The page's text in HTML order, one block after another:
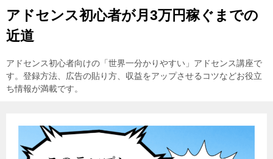
アドセンス初心者が月3万円稼ぐまでの
近道
アドセンス初心者向けの「世界一分かりやすい」アドセンス講座で
す。登録方法、広告の貼り方、収益をアップさせるコツなどお役立
ち情報が満載です。